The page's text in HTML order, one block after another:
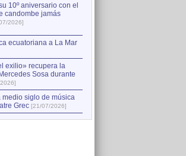
10º aniversario con el
candombe jamás
2026]
ecuatoriana a La Mar
exilio» recupera la
Sosa durante
siglo de música
Grec [21/07/2026]